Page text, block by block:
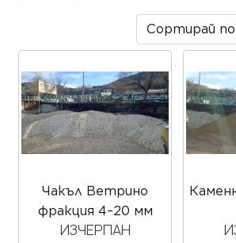
Чакъл Ветрино
фракция 4–20 мм
ИЗЧЕРПАН